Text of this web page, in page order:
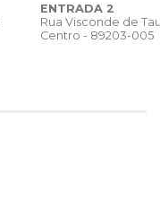
ENTRADA 2
Rua Visconde de
Centro - 89203-005